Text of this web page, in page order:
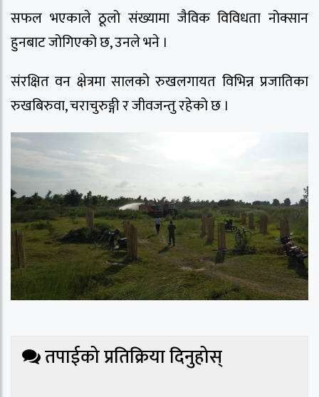
सफल भएकाले ठूलो संख्यामा जैविक विविधता नोक्सान
हुनबाट जोगिएको छ, उनले भने ।
संरक्षित वन क्षेत्रमा सालको रुखलगायत विभिन्न प्रजातिका
रुखबिरुवा, चराचुरुङ्गी र जीवजन्तु रहेको छ ।
तपाईको प्रतिक्रिया दिनुहोस्